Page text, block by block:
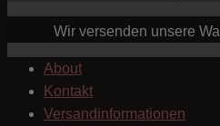
Wir versenden unsere
About
Kontakt
Versandinformationen